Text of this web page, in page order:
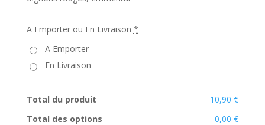
A Emporter ou En Livraison *
A Emporter
En Livraison
Total du produit
10,90 €
Total des options
0,00 €